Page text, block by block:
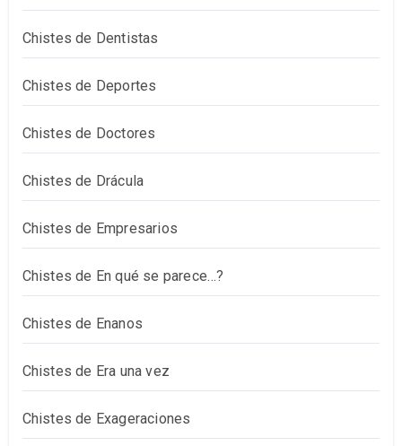
Chistes de Dentistas
Chistes de Deportes
Chistes de Doctores
Chistes de Drácula
Chistes de Empresarios
Chistes de En qué se parece…?
Chistes de Enanos
Chistes de Era una vez
Chistes de Exageraciones